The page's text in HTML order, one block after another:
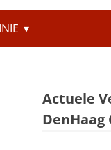
Actuele
DenHaag